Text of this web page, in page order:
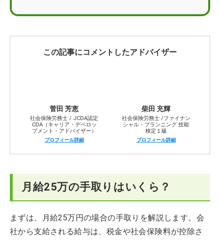
月給25万から手取りを増やす方法
この記事にコメントしたアドバイザー
菅田 芳恵
社会保険労務士 / JCDA認定
CDA（キャリア・デベロッ
プメント・アドバイザー）
プロフィール詳細
柴田 充輝
社会保険労務士 /ファイナン
シャル・プランニング 技能
検定１級
プロフィール詳細
月給25万の手取りはいくら？
まずは、月給25万円の場合の手取りを解説します。会
社から支給される給与は、税金や社会保険料が控除さ